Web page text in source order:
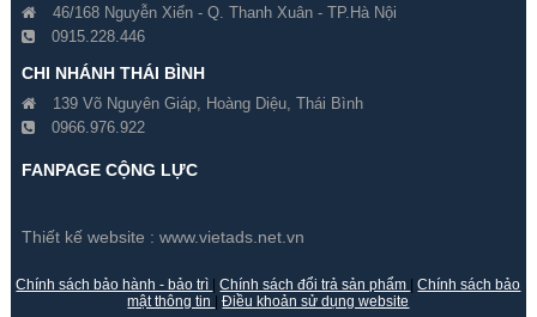
Camera Giấu Kín Móc Khóa
Gía hãng : ₫
₫
46/168 Nguyễn Xiển - Q. Thanh Xuân - TP.Hà Nội
0915.228.446
CHI NHÁNH THÁI BÌNH
139 Võ Nguyên Giáp, Hoàng Diệu, Thái Bình
0966.976.922
FANPAGE CỘNG LỰC
Thiết kế website : www.vietads.net.vn
Chính sách bảo hành - bảo trì Chính sách đổi trả sản phẩm
Chính sách bảo
mật thông tin
Điều khoản sử dụng website